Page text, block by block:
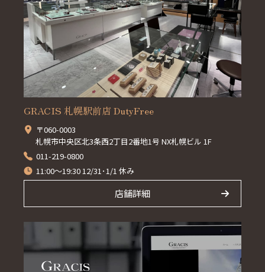
GRACIS 札幌駅前店 DutyFree
〒060-0003
札幌市中央区北3条西2丁目2番地1号 NX札幌ビル 1F
011-219-0800
11:00～19:30 12/31･1/1 休み
店舗詳細